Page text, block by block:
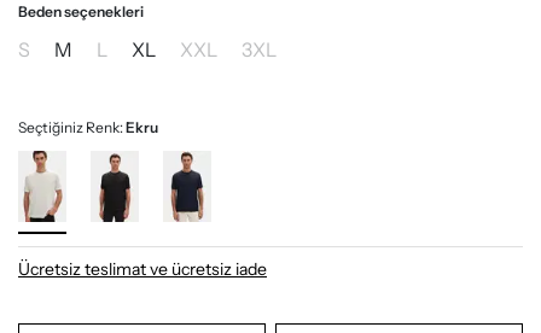
Beden seçenekleri
S M L XL XXL 3XL
Seçtiğiniz Renk:Ekru
Ücretsiz teslimat ve ücretsiz iade